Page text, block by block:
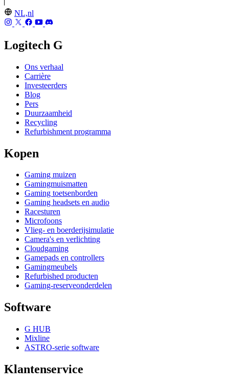
NL,nl
Logitech G
Ons verhaal
Carrière
Investeerders
Blog
Pers
Duurzaamheid
Recycling
Refurbishment programma
Kopen
Gaming muizen
Gamingmuismatten
Gaming toetsenborden
Gaming headsets en audio
Racesturen
Microfoons
Vlieg- en boerderijsimulatie
Camera's en verlichting
Cloudgaming
Gamepads en controllers
Gamingmeubels
Refurbished producten
Gaming-reserveonderdelen
Software
G HUB
Mixline
ASTRO-serie software
Klantenservice